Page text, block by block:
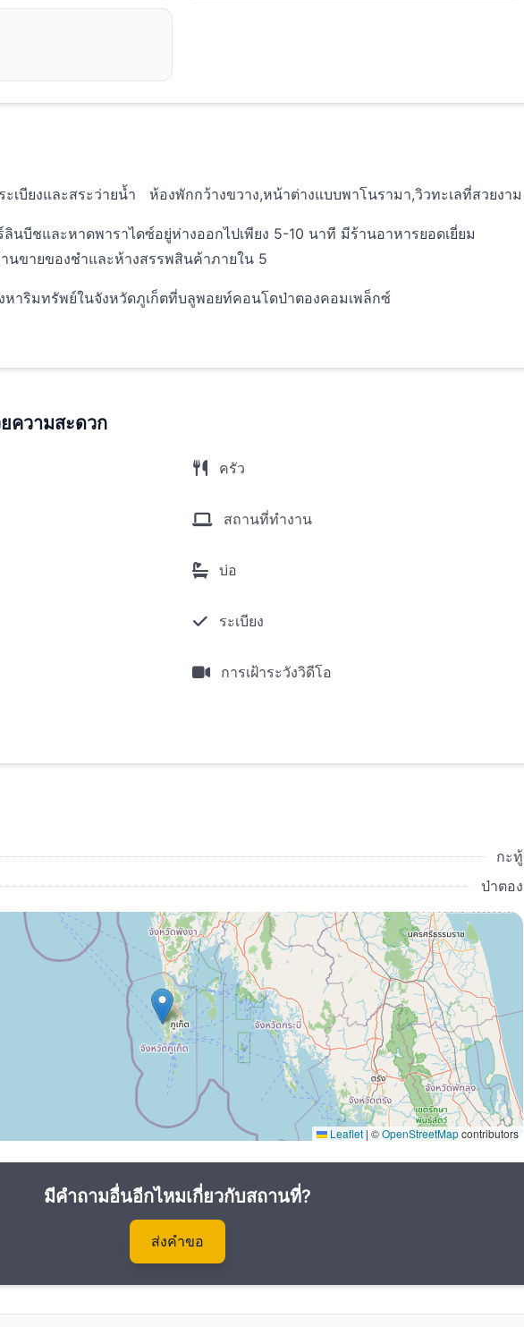
ะเบียงและสระว่ายน้ำ ห้องพักกว้างขวาง,หน้าต่างแบบพาโนรามา,วิวทะเลที่สวยงาม
นบีชและหาดพาราไดซ์อยู่ห่างออกไปเพียง 5-10 นาที มีร้านอาหารยอดเยี่ยม
นขายของชำและห้างสรรพสินค้าภายใน 5
าริมทรัพย์ในจังหวัดภูเก็ตที่บลูพอยท์คอนโดป่าตองคอมเพล็กซ์
ความสะดวก
ครัว
สถานที่ทำงาน
บ่อ
ระเบียง
การเฝ้าระวังวิดีโอ
กะทู้
ป่าตอง
Leaflet | ©OpenStreetMapcontributors
มีคำถามอื่นอีกไหมเกี่ยวกับสถานที่?
ส่งคำขอ